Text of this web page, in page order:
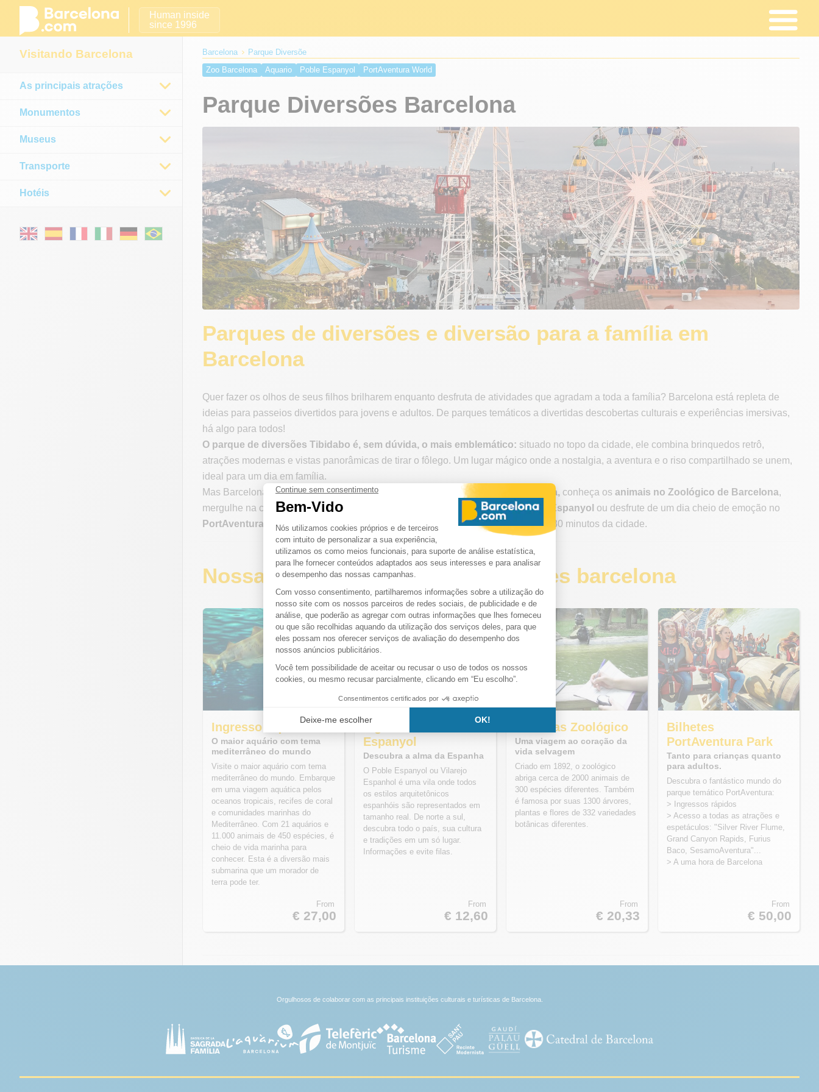
Human inside
since 1996
Barcelona
Parque Diversõe
Zoo Barcelona
Aquario Poble Espanyol PortAventura World
Parque Diversões Barcelona​
Parques de diversões e diversão para a família em
Barcelona
Quer fazer os olhos de seus filhos brilharem enquanto desfruta de atividades que agradam a toda a família? Barcelona está repleta de
ideias para passeios divertidos para jovens e adultos. De parques temáticos a divertidas descobertas culturais e experiências imersivas,
há algo para todos!
O parque de diversões Tibidabo é, sem dúvida, o mais emblemático: situado no topo da cidade, ele combina brinquedos retrô,
atrações modernas e vistas panorâmicas de tirar o fôlego. Um lugar mágico onde a nostalgia, a aventura e o riso compartilhado se unem,
ideal para um dia em família.
Mas Barcelona não para por aí! Explore o fundo do mar no
Aquário de Barcelona, conheça os animais no Zoológico de Barcelona,
mergulhe na cultura catalã enquanto passeia pelas ruas reconstruídas dePoble Espanyol ou desfrute de um dia cheio de emoção no
PortAventura , um dos maiores parques temáticos da Europa, a apenas 1 hora e 30 minutos da cidade.
Nossa seleção de parques diversões barcelona​
Ingresso Aquario
O maior aquário com tema
mediterrâneo do mundo
Visite o maior aquário com tema
mediterrâneo do mundo. Embarque
em uma viagem aquática pelos
oceanos tropicais, recifes de coral
e comunidades marinhas do
Mediterrâneo. Com 21 aquários e
11.000 animais de 450 espécies, é
cheio de vida marinha para
conhecer. Esta é a diversão mais
submarina que um morador de
terra pode ter.
From
€ 27,00
Ingressos Poble
Espanyol
Descubra a alma da Espanha
O Poble Espanyol ou Vilarejo
Espanhol é uma vila onde todos
os estilos arquitetônicos
espanhóis são representados em
tamanho real. De norte a sul,
descubra todo o país, sua cultura
e tradições em um só lugar.
Informações e evite filas.
From
€ 12,60
Entradas Zoológico
Uma viagem ao coração da
vida selvagem
Criado em 1892, o zoológico
abriga cerca de 2000 animais de
300 espécies diferentes. Também
é famosa por suas 1300 árvores,
plantas e flores de 332 variedades
botânicas diferentes.
From
€ 20,33
Bilhetes
PortAventura Park
Tanto para crianças quanto
para adultos.
Descubra o fantástico mundo do
parque temático PortAventura:
> Ingressos rápidos
> Acesso a todas as atrações e
espetáculos: "Silver River Flume,
Grand Canyon Rapids, Furius
Baco, SesamoAventura"...
> A uma hora de Barcelona
From
€ 50,00
Visitando Barcelona
As principais atrações
Monumentos
Museus
Transporte
Hotéis
Orgulhosos de colaborar com as principais instituições culturais e turísticas de Barcelona.